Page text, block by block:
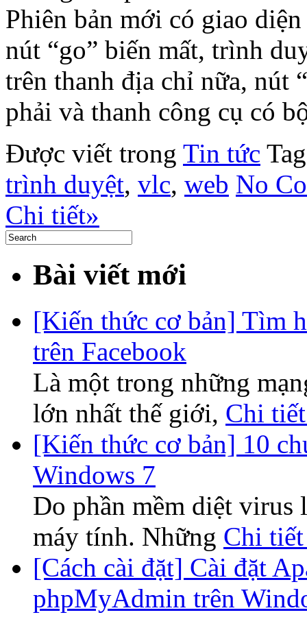
Phiên bản mới có giao
nút “go” biến mất, trình
trên thanh địa chỉ nữa, nút
phải và thanh công cụ có
Được viết trong Tin tức
trình duyệt, vlc, web No
Chi tiết»
Bài viết mới
[Kiến thức cơ bản] Tìm
trên Facebook
Là một trong những
lớn nhất thế giới, Chi
[Kiến thức cơ bản] 10
Windows 7
Do phần mềm diệt virus
máy tính. Những Chi
[Cách cài đặt] Cài đặt
phpMyAdmin trên